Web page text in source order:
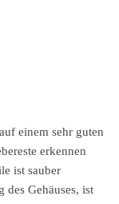
einem sehr guten
erkennen
ist sauber
des Gehäuses, ist